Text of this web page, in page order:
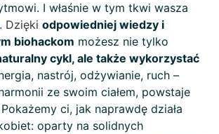
I właśnie w tym tkwi wasza
. Dzięki odpowiedniej wiedzy i
biohackom możesz nie tylko
cykl, ale także wykorzystać
nastrój, odżywianie, ruch –
ze swoim ciałem, powstaje
ci, jak naprawdę działa
oparty na solidnych